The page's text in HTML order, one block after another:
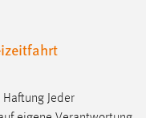
Jeder